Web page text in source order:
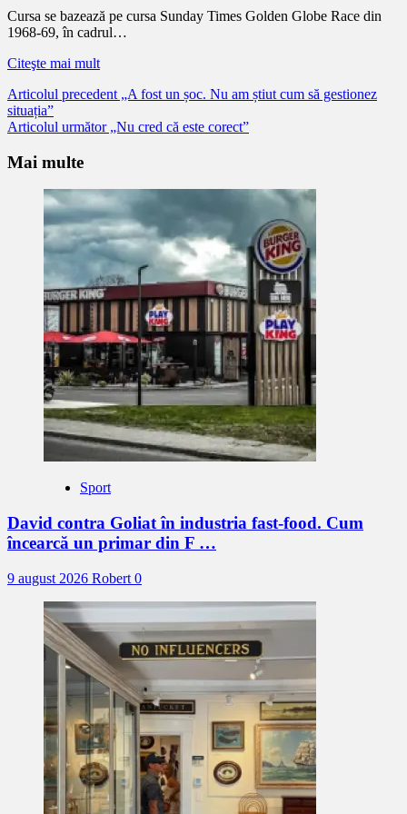
Cursa se bazează pe cursa Sunday Times Golden Globe Race din
1968-69, în cadrul…
Citeşte mai mult
Citește
mai
Articolul precedent „A fost un șoc. Nu am știut cum să gestionez
situația”
Articolul următor„Nu cred că este corect”
Mai multe
Sport
David contra Goliat în industria fast-food. Cum
încearcă un primar din F …
9 august 2026 Robert 0